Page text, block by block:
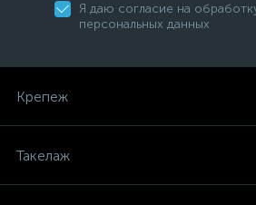
Я даю согласие на
персональных данных
Крепеж
Такелаж